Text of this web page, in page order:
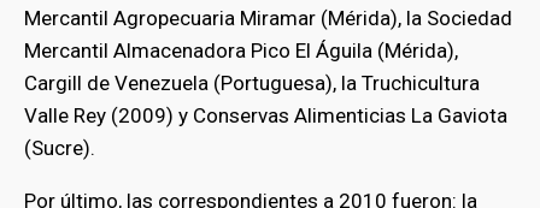
Mercantil Agropecuaria Miramar (Mérida), la Sociedad
Mercantil Almacenadora Pico El Águila (Mérida),
Cargill de Venezuela (Portuguesa), la Truchicultura
Valle Rey (2009) y Conservas Alimenticias La Gaviota
(Sucre).
Por último, las correspondientes a 2010 fueron: la